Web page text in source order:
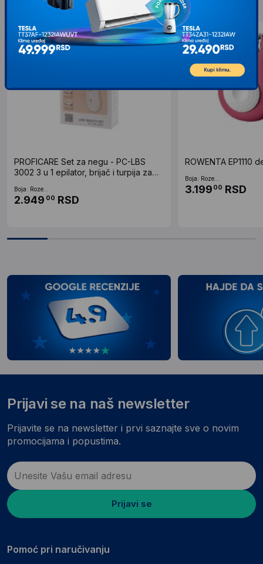
Slični proizvodi
PROFICARE Set za negu - PC-LBS
3002 3 u 1 epilator, brijač i turpija za
Boja: Roze...
2.949 00 RSD
ROWENTA EP1110
Boja: Roze...
3.199 00 RSD
Prijavi se na naš newsletter
Prijavite se na newsletter i prvi saznajte sve o novim
promocijama i popustima.
Prijavi se
Pomoć pri naručivanju